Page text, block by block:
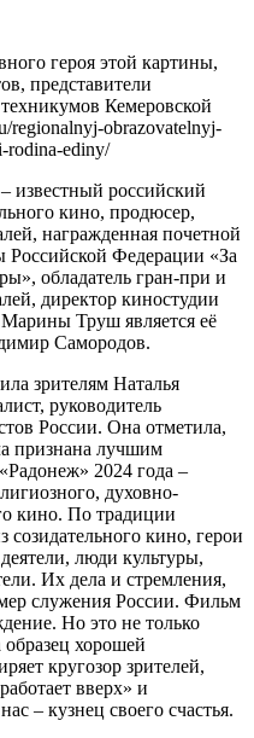
героя этой картины,
представители
Кемеровской
regionalnyj-obrazovatelnyj-
rodina-ediny/
известный российский
кино, продюсер,
награжденная почетной
Российской Федерации «За
обладатель гран-при и
директор киностудии
Труш является её
Самородов.
зрителям Наталья
руководитель
России. Она отметила,
признана лучшим
2024 года –
духовно-
кино. По традиции
созидательного кино, герои
люди культуры,
Их дела и стремления,
служения России. Фильм
Но это не только
образец хорошей
кругозор зрителей,
вверх» и
– кузнец своего счастья.